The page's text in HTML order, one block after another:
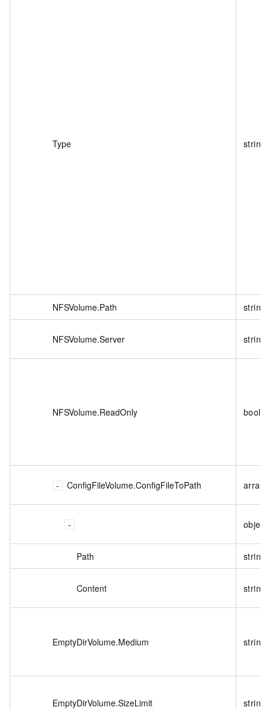
Type string
NFSVolume.Path string
NFSVolume.Server string
NFSVolume.ReadOnly
ConfigFileVolume.ConfigFileToPath
object
Path string
Content string
EmptyDirVolume.Medium string
EmptyDirVolume.SizeLimit string